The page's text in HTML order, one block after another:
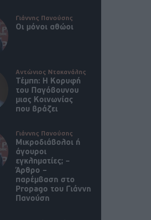
Γιάννης Πανούσης
Οι μόνοι αθώοι
Αντώνιος Ντακανάλης
Τέμπη: Η Κορυφή
του Παγόβουνου
μιας Κοινωνίας
που βράζει
Γιάννης Πανούσης
Μικροδιάβολοι ή
άγουροι
εγκληματίες; –
Άρθρο –
παρέμβαση στο
Propago του Γιάννη
Πανούση